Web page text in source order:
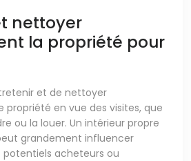
nettoyer
la propriété pour
et de nettoyer
en vue des visites, que
ou la louer. Un intérieur propre
grandement influencer
potentiels acheteurs ou